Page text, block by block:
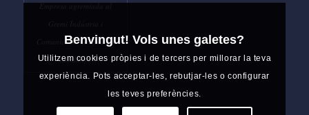
Empresa agremiada al
Comunicació Gràfica de
Catalunya
Benvingut! Vols unes galetes?
Utilitzem cookies pròpies i de tercers per millorar la teva
experiència. Pots acceptar-les, rebutjar-les o configurar
les teves preferències.